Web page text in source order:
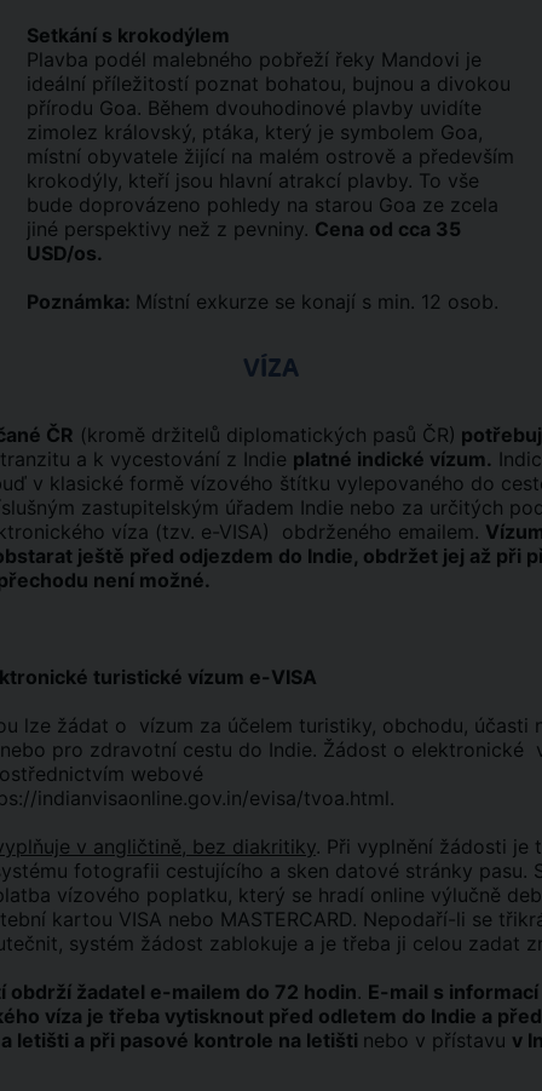
Setkání s krokodýlem
Plavba podél malebného pobřeží řeky Mandovi je
ideální příležitostí poznat bohatou, bujnou a divokou
přírodu Goa. Během dvouhodinové plavby uvidíte
zimolez královský, ptáka, který je symbolem Goa,
místní obyvatele žijící na malém ostrově a především
krokodýly, kteří jsou hlavní atrakcí plavby. To vše
bude doprovázeno pohledy na starou Goa ze zcela
jiné perspektivy než z pevniny. Cena od cca 35
USD/os.
Poznámka: Místní exkurze se konají s min. 12 osob.
VÍZA
ČR (kromě držitelů diplomatických pasů ČR)
a k vycestování z Indie platné indické vízum.
v klasické formě vízového štítku vylepovaného do
zastupitelským úřadem Indie nebo za určitých
víza (tzv. e-VISA) obdrženého emailem.
ještě před odjezdem do Indie, obdržet jej až při
není možné.
turistické vízum e-VISA
lze žádat o vízum za účelem turistiky, obchodu, účasti
pro zdravotní cestu do Indie. Žádost o elektronické
webové
indianvisaonline.gov.in/evisa/tvoa.html .
v angličtině, bez diakritiky. Při vyplnění žádosti je
fotografii cestujícího a sken datové stránky pasu.
vízového poplatku, který se hradí online výlučně
kartou VISA nebo MASTERCARD. Nepodaří-li se
systém žádost zablokuje a je třeba ji celou zadat
obdrží žadatel e-mailem do 72 hodin. E-mail s
víza je třeba vytisknout před odletem do Indie a
letišti a při pasové kontrole na letišti nebo v přístavu v